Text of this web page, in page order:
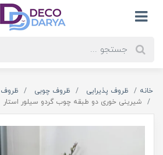
خانه ظروف پذیرایی ظروف چوبی
شیرینی خوری دو طبقه چوب گردو سیلور استار